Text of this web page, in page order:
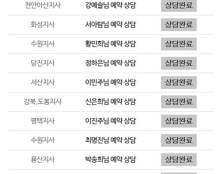
천안아산지사 강예슬님 예약 상담
화성지사 서아람님 예약 상담
수원지사 황민희님 예약 상담
당진지사 정하은님 예약 상담
서산지사 이민주님 예약 상담
강북,도봉지사 신은희님 예약 상담
평택지사 이진주님 예약 상담
수원지사 최명진님 예약 상담
용산지사 박송희님 예약 상담